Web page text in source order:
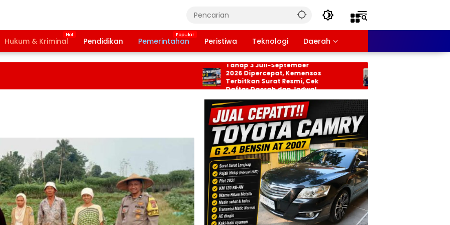
Hukum & Kriminal Pendidikan Pemerintahan Peristiwa Teknologi Daerah
Bansos PKH dan BPNT
Tahap 3 Juli-September
2026 Dipercepat, Kemensos
Terbitkan Surat Resmi, Cek
Daftar Daerah dan Jadwal
Persiapan HUT RI ke-81
Tingkat Kecamatan
Rancabungur
di Desa Cimulang,